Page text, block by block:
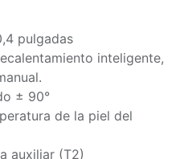
pulgadas
inteligente,
± 90°
de la piel del
auxiliar (T2)